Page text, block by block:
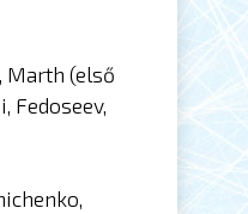
Marth (első
Fedoseev,